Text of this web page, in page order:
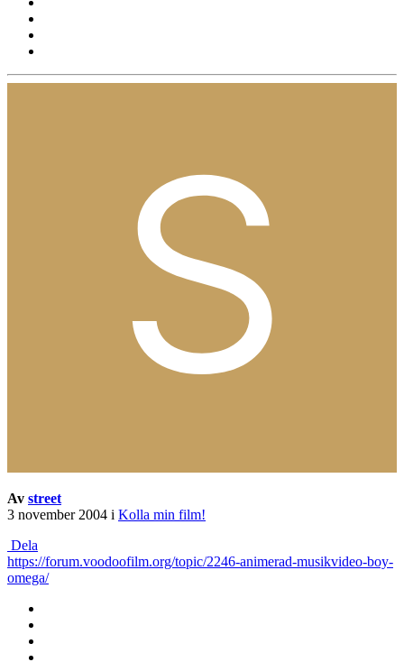
Av street
3 november 2004 i Kolla min film!
Dela
https://forum.voodoofilm.org/topic/2246-animerad-musikvideo-boy-
omega/